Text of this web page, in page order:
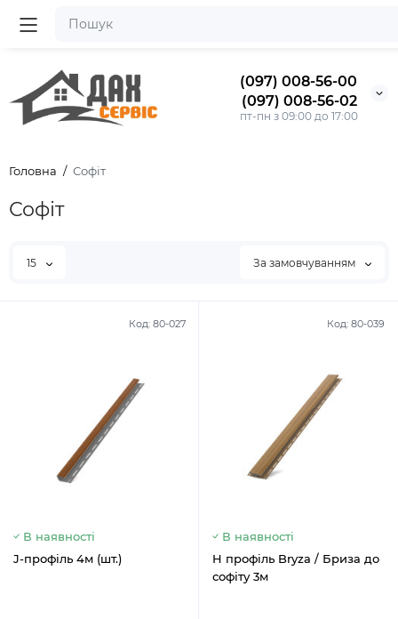
(097) 008-56-00
(097) 008-56-02
пт-пн з 09:00 до 17:00
Головна Софіт
Софіт
15 За замовчуванням
Код: 80-027
В наявності
J-профіль 4м (шт.)
Код: 80-039
В наявності
H профіль Bryza / Бриза до
софіту 3м